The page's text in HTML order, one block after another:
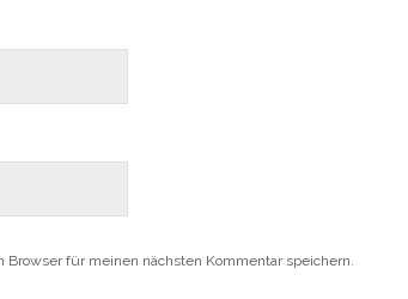
für meinen nächsten Kommentar speichern.